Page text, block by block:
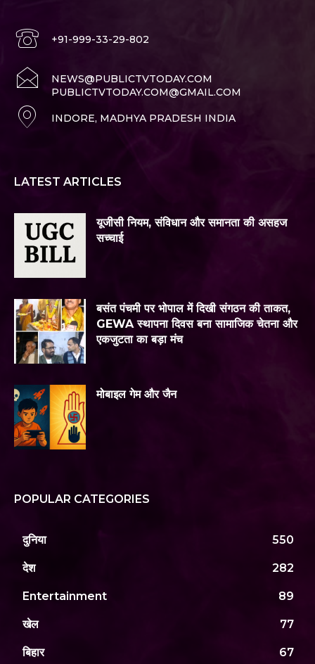
+91-999-33-29-802
NEWS@PUBLICTVTODAY.COM
PUBLICTVTODAY.COM@GMAIL.COM
INDORE, MADHYA PRADESH INDIA
LATEST ARTICLES
यूजीसी नियम, संविधान और समानता की असहज
सच्चाई
बसंत पंचमी पर भोपाल में दिखी संगठन की ताकत,
GEWA स्थापना दिवस बना सामाजिक चेतना और
एकजुटता का बड़ा मंच
मोबाइल गेम और जैन
POPULAR CATEGORIES
दुनिया 550
देश 282
Entertainment 89
खेल 77
बिहार 67